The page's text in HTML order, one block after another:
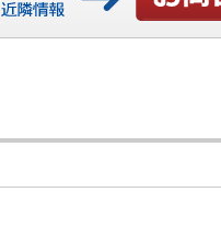
お問い合